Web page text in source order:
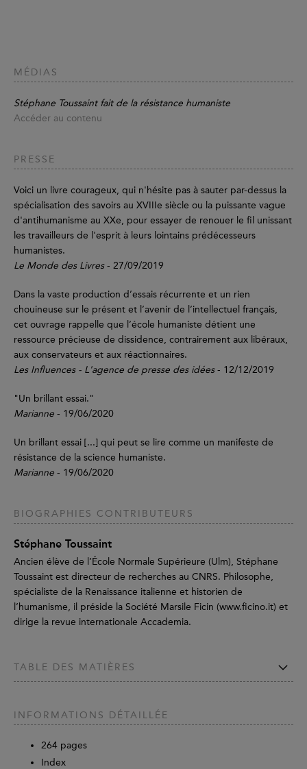
MÉDIAS
Stéphane Toussaint fait de la résistance humaniste
Accéder au contenu
PRESSE
Voici un livre courageux, qui n'hésite pas à sauter par-dessus la
spécialisation des savoirs au XVIIIe siècle ou la puissante vague
d'antihumanisme au XXe, pour essayer de renouer le fil unissant
les travailleurs de l'esprit à leurs lointains prédécesseurs
humanistes.
Le Monde des Livres- 27/09/2019
Dans la vaste production d’essais récurrente et un rien
chouineuse sur le présent et l’avenir de l’intellectuel français,
cet ouvrage rappelle que l’école humaniste détient une
ressource précieuse de dissidence, contrairement aux libéraux,
aux conservateurs et aux réactionnaires.
Les Influences - L'agence de presse des idées- 12/12/2019
"Un brillant essai."
Marianne - 19/06/2020
Un brillant essai [...] qui peut se lire comme un manifeste de
résistance de la science humaniste.
Marianne - 19/06/2020
BIOGRAPHIES CONTRIBUTEURS
Stéphane Toussaint
Ancien élève de l’École Normale Supérieure (Ulm), Stéphane
Toussaint est directeur de recherches au CNRS. Philosophe,
spécialiste de la Renaissance italienne et historien de
l’humanisme, il préside la Société Marsile Ficin (www.ficino.it) et
dirige la revue internationale Accademia.
TABLE DES MATIÈRES
INFORMATIONS DÉTAILLÉE
264 pages
Index